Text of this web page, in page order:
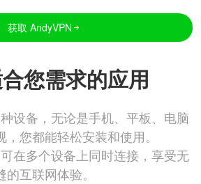
获取 AndyVPN
您需求的应用
设备，无论是手机、平板、电脑
您都能轻松安装和使用。
在多个设备上同时连接，享受无
的互联网体验。